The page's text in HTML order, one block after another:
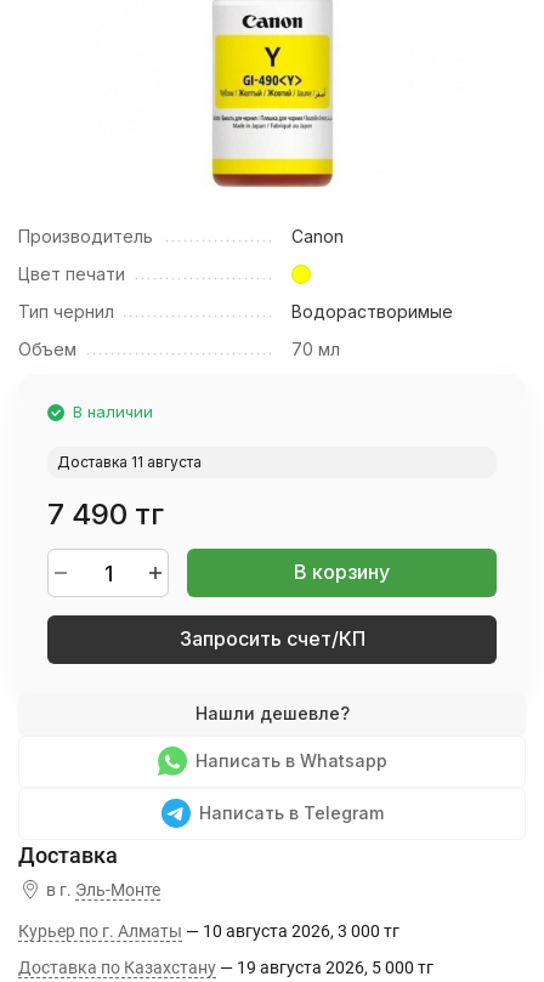
Производитель
Canon
Цвет печати
Тип чернил
Водорастворимые
Объем
70 мл
В наличии
Доставка 11 августа
7 490 тг
В корзину
Запросить счет/КП
Написать в Whatsapp
Написать в Telegram
в г. Эль-Монте
Курьер по г. Алматы 10 августа 2026 3 000 тг
Доставка по Казахстану
19 августа 2026 5 000 тг